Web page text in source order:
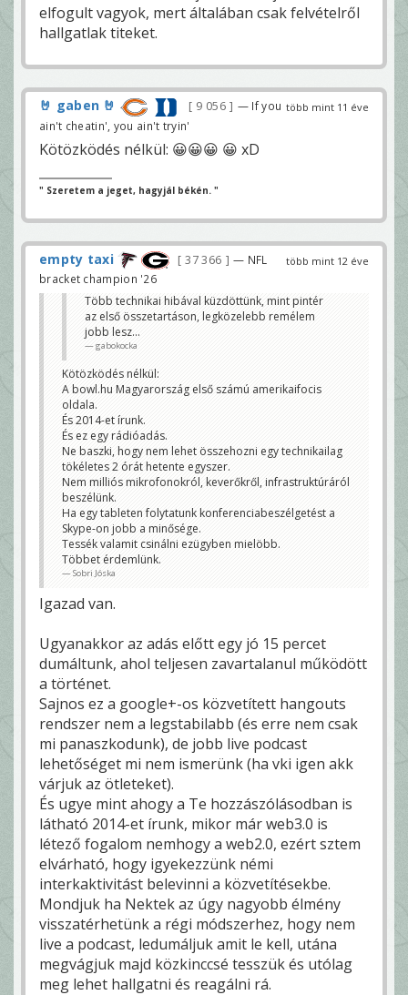
elfogult vagyok, mert általában csak felvételről
hallgatlak titeket.
több mint 11 éve
🤘 gaben 🤘 9 056
— If you
ain't cheatin', you ain't tryin'
Kötözködés nélkül: 😀😀😀 😀 xD
" Szeretem a jeget, hagyjál békén. "
több mint 12 éve
empty taxi 37 366
— NFL
bracket champion '26
Több technikai hibával küzdöttünk, mint pintér
az első összetartáson, legközelebb remélem
jobb lesz...
gabokocka
Kötözködés nélkül:
A bowl.hu Magyarország első számú amerikaifocis
oldala.
És 2014-et írunk.
És ez egy rádióadás.
Ne baszki, hogy nem lehet összehozni egy technikailag
tökéletes 2 órát hetente egyszer.
Nem milliós mikrofonokról, keverőkről, infrastruktúráról
beszélünk.
Ha egy tableten folytatunk konferenciabeszélgetést a
Skype-on jobb a minősége.
Tessék valamit csinálni ezügyben mielöbb.
Többet érdemlünk.
Sobri Jóska
Igazad van.
Ugyanakkor az adás előtt egy jó 15 percet
dumáltunk, ahol teljesen zavartalanul működött
a történet.
Sajnos ez a google+-os közvetített hangouts
rendszer nem a legstabilabb (és erre nem csak
mi panaszkodunk), de jobb live podcast
lehetőséget mi nem ismerünk (ha vki igen akk
várjuk az ötleteket).
És ugye mint ahogy a Te hozzászólásodban is
látható 2014-et írunk, mikor már web3.0 is
létező fogalom nemhogy a web2.0, ezért sztem
elvárható, hogy igyekezzünk némi
interkaktivitást belevinni a közvetítésekbe.
Mondjuk ha Nektek az úgy nagyobb élmény
visszatérhetünk a régi módszerhez, hogy nem
live a podcast, ledumáljuk amit le kell, utána
megvágjuk majd közkinccsé tesszük és utólag
meg lehet hallgatni és reagálni rá.